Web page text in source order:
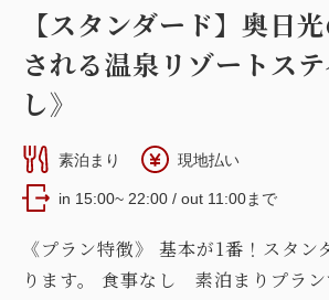
【スタンダード】奥日
される温泉リゾートス
し》
素泊まり 現地払い
in 15:00~ 22:00 / out 11:00まで
《プラン特徴》 基本が1番！スタン
ります。 食事なし 素泊まりプラ